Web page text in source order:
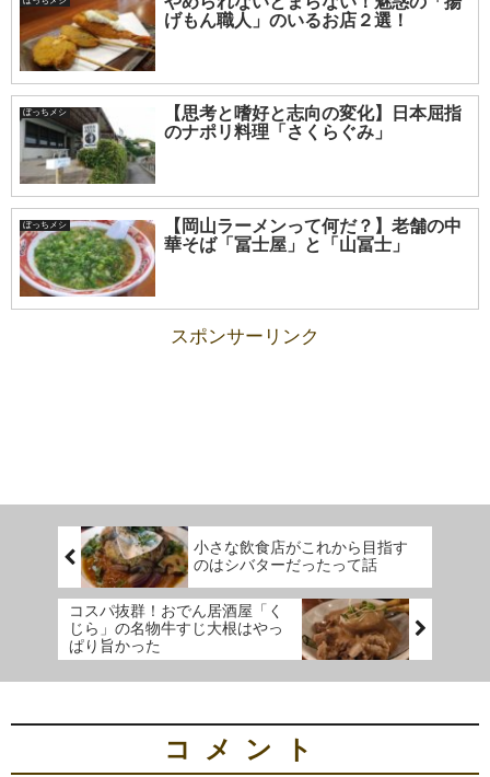
げもん職人」のいるお店２選！
ぼっちメシ
【思考と嗜好と志向の変化】日本屈指
のナポリ料理「さくらぐみ」
ぼっちメシ
【岡山ラーメンって何だ？】老舗の中
華そば「冨士屋」と「山冨士」
スポンサーリンク
小さな飲食店がこれから目指す
のはシバターだったって話
コスパ抜群！おでん居酒屋「く
じら」の名物牛すじ大根はやっ
ぱり旨かった
コメント